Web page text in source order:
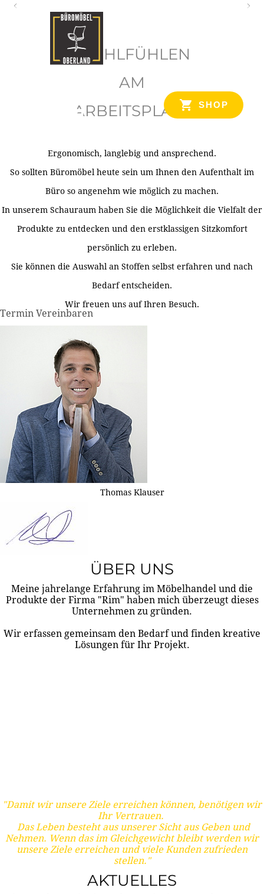
SHOP
WOHLFÜHLEN
AM
ARBEITSPLATZ
Ergonomisch, langlebig und ansprechend.
So sollten Büromöbel heute sein um Ihnen den Aufenthalt im
Büro so angenehm wie möglich zu machen.
In unserem Schauraum haben Sie die Möglichkeit die Vielfalt der
Produkte zu entdecken und den erstklassigen Sitzkomfort
persönlich zu erleben.
Sie können die Auswahl an Stoffen selbst erfahren und nach
Bedarf entscheiden.
Wir freuen uns auf Ihren Besuch.
Termin Vereinbaren
Thomas Klauser
ÜBER UNS
Meine jahrelange Erfahrung im Möbelhandel und die
Produkte der Firma "Rim" haben mich überzeugt dieses
Unternehmen zu gründen.
Wir erfassen gemeinsam den Bedarf und finden kreative
Lösungen für Ihr Projekt.
"Damit wir unsere Ziele erreichen können, benötigen wir
Ihr Vertrauen.
Das Leben besteht aus unserer Sicht aus Geben und
Nehmen. Wenn das im Gleichgewicht bleibt werden wir
unsere Ziele erreichen und viele Kunden zufrieden
stellen."
AKTUELLES